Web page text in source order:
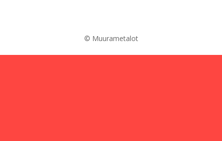
© Muurametalot